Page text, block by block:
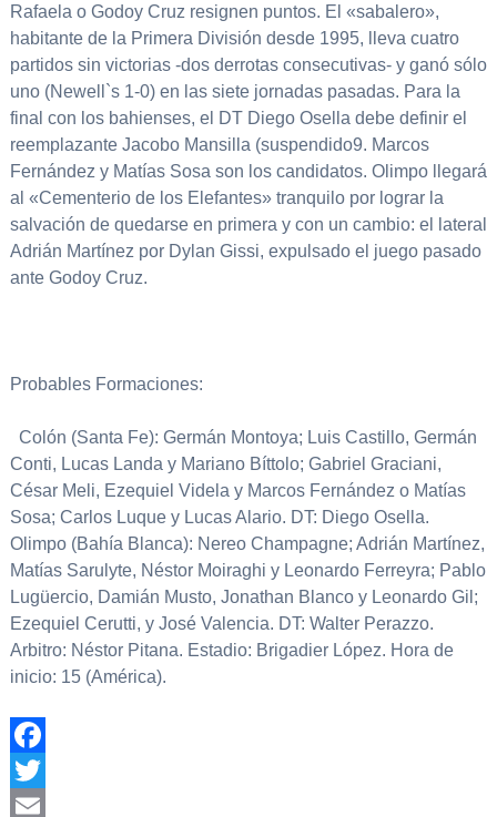
Rafaela o Godoy Cruz resignen puntos. El «sabalero»,
habitante de la Primera División desde 1995, lleva cuatro
partidos sin victorias -dos derrotas consecutivas- y ganó sólo
uno (Newell`s 1-0) en las siete jornadas pasadas. Para la
final con los bahienses, el DT Diego Osella debe definir el
reemplazante Jacobo Mansilla (suspendido9. Marcos
Fernández y Matías Sosa son los candidatos. Olimpo llegará
al «Cementerio de los Elefantes» tranquilo por lograr la
salvación de quedarse en primera y con un cambio: el lateral
Adrián Martínez por Dylan Gissi, expulsado el juego pasado
ante Godoy Cruz.
Probables Formaciones:
Colón (Santa Fe): Germán Montoya; Luis Castillo, Germán
Conti, Lucas Landa y Mariano Bíttolo; Gabriel Graciani,
César Meli, Ezequiel Videla y Marcos Fernández o Matías
Sosa; Carlos Luque y Lucas Alario. DT: Diego Osella.
Olimpo (Bahía Blanca): Nereo Champagne; Adrián Martínez,
Matías Sarulyte, Néstor Moiraghi y Leonardo Ferreyra; Pablo
Lugüercio, Damián Musto, Jonathan Blanco y Leonardo Gil;
Ezequiel Cerutti, y José Valencia. DT: Walter Perazzo.
Arbitro: Néstor Pitana. Estadio: Brigadier López. Hora de
inicio: 15 (América).
Facebook
Twitter